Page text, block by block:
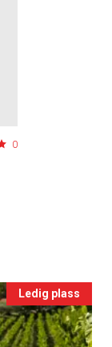
0
Ledig plass